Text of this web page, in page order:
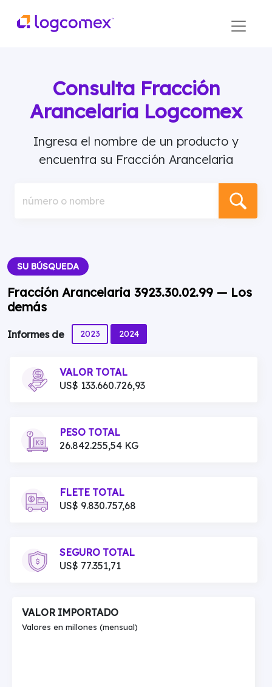
Consulta Fracción
Arancelaria Logcomex
Ingresa el nombre de un producto y
encuentra su Fracción Arancelaria
número o nombre
SU BÚSQUEDA
Fracción Arancelaria 3923.30.02.99 — Los
demás
Informes de 2023 2024
VALOR TOTAL
US$ 133.660.726,93
PESO TOTAL
26.842.255,54 KG
FLETE TOTAL
US$ 9.830.757,68
SEGURO TOTAL
US$ 77.351,71
VALOR IMPORTADO
Valores en millones (mensual)